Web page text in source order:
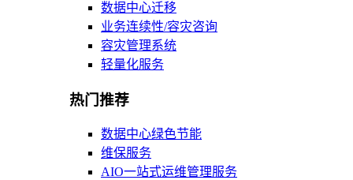
数据中心迁移
业务连续性/容灾咨询
容灾管理系统
轻量化服务
热门推荐
数据中心绿色节能
维保服务
AIO一站式运维管理服务